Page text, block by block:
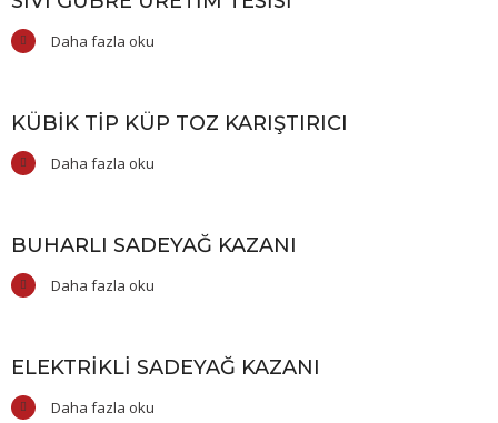
Daha fazla oku
KÜBIK TIP KÜP TOZ KARIŞTIRICI
Daha fazla oku
BUHARLI SADEYAĞ KAZANI
Daha fazla oku
ELEKTRIKLI SADEYAĞ KAZANI
Daha fazla oku